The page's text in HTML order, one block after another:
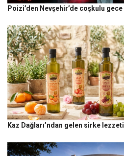
Poizi’den Nevşehir’de coşkulu gece
Kaz Dağları’ndan gelen sirke lezzeti